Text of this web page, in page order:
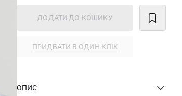
ДОДАТИ ДО КОШИКУ
ПРИДБАТИ В ОДИН КЛІК
ОПИС